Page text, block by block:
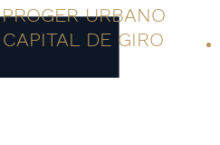
PROGER URBANO
CAPITAL DE GIRO